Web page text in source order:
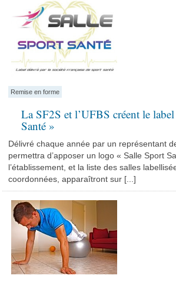
Remise en forme
La SF2S et l’UFBS créent le
Santé »
Délivré chaque année par un représentant
permettra d’apposer un logo « Salle Sport
l’établissement, et la liste des salles
coordonnées, apparaîtront sur [...]